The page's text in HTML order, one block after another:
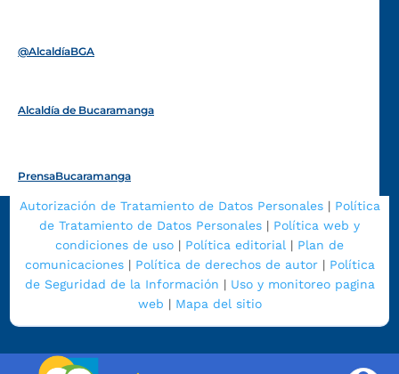
@AlcaldíaBGA
Alcaldía de Bucaramanga
PrensaBucaramanga
Autorización de Tratamiento de Datos Personales| Política
de Tratamiento de Datos Personales | Política web y
condiciones de uso | Política editorial | Plan de
comunicaciones| Política de derechos de autor| Política
de Seguridad de la Información | Uso y monitoreo pagina
web | Mapa del sitio